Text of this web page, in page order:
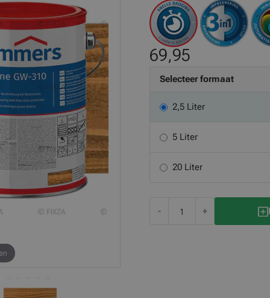
69,95
Selecteer formaat
2,5 Liter
5 Liter
20 Liter
- +